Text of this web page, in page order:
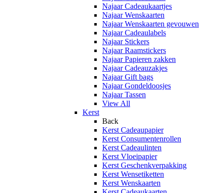
Najaar Cadeaukaartjes
Najaar Wenskaarten
Najaar Wenskaarten gevouwen
Najaar Cadeaulabels
Najaar Stickers
Najaar Raamstickers
Najaar Papieren zakken
Najaar Cadeauzakjes
Najaar Gift bags
Najaar Gondeldoosjes
Najaar Tassen
View All
Kerst
Back
Kerst Cadeaupapier
Kerst Consumentenrollen
Kerst Cadeaulinten
Kerst Vloeipapier
Kerst Geschenkverpakking
Kerst Wensetiketten
Kerst Wenskaarten